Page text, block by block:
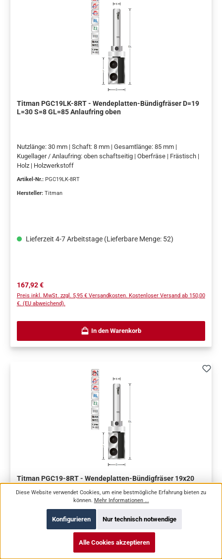
Titman PGC19LK-8RT - Wendeplatten-Bündigfräser D=19
L=30 S=8 GL=85 Anlaufring oben
Nutzlänge: 30 mm | Schaft: 8 mm | Gesamtlänge: 85 mm |
Kugellager / Anlaufring: oben schaftseitig | Oberfräse | Frästisch |
Holz | Holzwerkstoff
Artikel-Nr.: PGC19LK-8RT
Hersteller: Titman
Lieferzeit 4-7 Arbeitstage (Lieferbare Menge: 52)
Regulärer Preis:
167,92 €
Preis inkl. MwSt. zzgl. 5,95 € Versandkosten. Kostenloser Versand ab 150,00
€. (EU abweichend).
In den Warenkorb
Titman PGC19-8RT - Wendeplatten-Bündigfräser 19x20
Nutzlänge: 20 mm | Durchmesser: 19 mm | Anlaufring schaftseitig
oben | Schaft: 8 mm
Diese Website verwendet Cookies, um eine bestmögliche Erfahrung bieten zu
können. Mehr Informationen ...
Nur technisch notwendige
Konfigurieren
Alle Cookies akzeptieren